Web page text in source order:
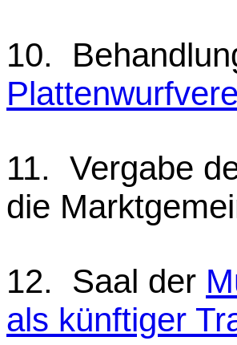
10.
11. Vergabe
die
12. Saal der
als künftiger